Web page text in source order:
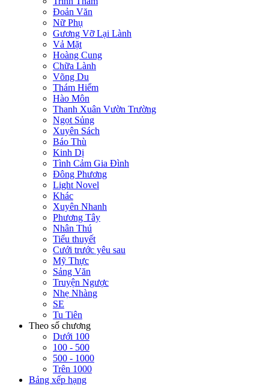
Đoản Văn
Nữ Phụ
Gương Vỡ Lại Lành
Vả Mặt
Hoàng Cung
Chữa Lành
Võng Du
Thám Hiểm
Hào Môn
Thanh Xuân Vườn Trường
Ngọt Sủng
Xuyên Sách
Báo Thù
Kinh Dị
Tình Cảm Gia Đình
Đông Phương
Light Novel
Khác
Xuyên Nhanh
Phương Tây
Nhân Thú
Tiểu thuyết
Cưới trước yêu sau
Mỹ Thực
Sảng Văn
Truyện Ngược
Nhẹ Nhàng
SE
Tu Tiên
Theo số chương
Dưới 100
100 - 500
500 - 1000
Trên 1000
Bảng xếp hạng